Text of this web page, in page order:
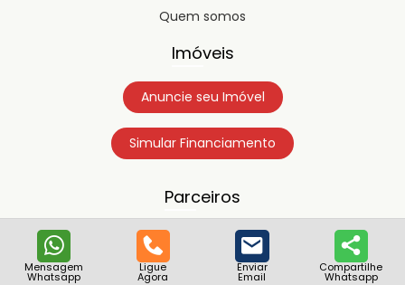
Mensagem
Whatsapp
Ligue
Agora
Enviar
Email
Compartilhe
Whatsapp
Quem somos
Imóveis
Anuncie seu Imóvel
Simular Financiamento
Parceiros